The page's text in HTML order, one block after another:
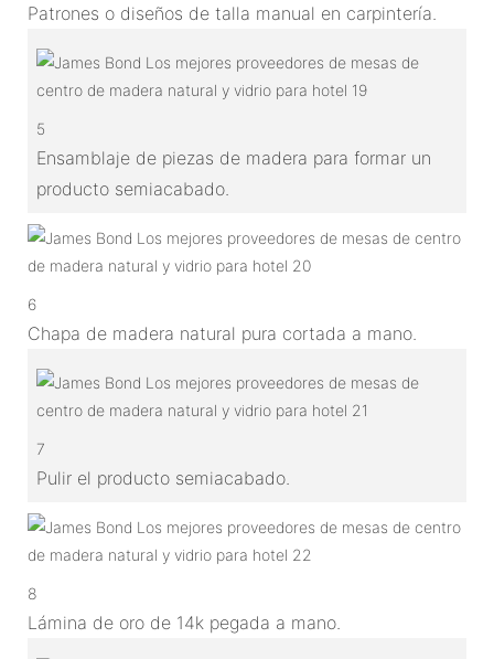
Patrones o diseños de talla manual en carpintería.
5
Ensamblaje de piezas de madera para formar un
producto semiacabado.
6
Chapa de madera natural pura cortada a mano.
7
Pulir el producto semiacabado.
8
Lámina de oro de 14k pegada a mano.